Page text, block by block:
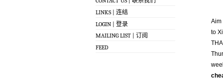
LINKS | 连结
LOGIN | 登录
MAILING LIST | 订阅
FEED
Aim
to